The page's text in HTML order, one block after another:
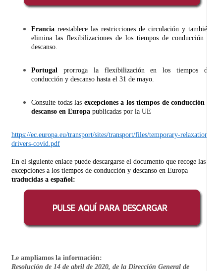
Francia reestablece las restricciones de circulación y también
elimina las flexibilizaciones de los tiempos de conducción y
descanso.
Portugal prorroga la flexibilización en los tiempos de
conducción y descanso hasta el 31 de mayo.
Consulte todas las excepciones a los tiempos de conducción y
descanso en Europa publicadas por la UE
https://ec.europa.eu/transport/sites/transport/files/temporary-relaxation-
drivers-covid.pdf
En el siguiente enlace puede descargarse el documento que recoge las
excepciones a los tiempos de conducción y descanso en Europa
traducidas a español:
Le ampliamos la información:
Resolución de 14 de abril de 2020, de la Dirección General de